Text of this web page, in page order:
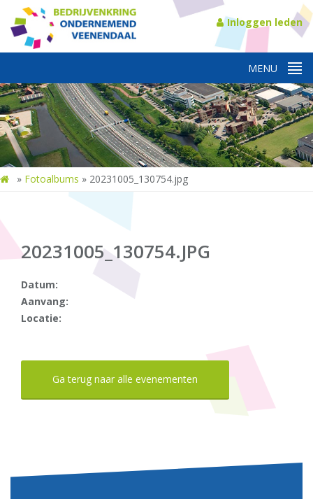
Inloggen leden
» Fotoalbums » 20231005_130754.jpg
20231005_130754.JPG
Datum:
Aanvang:
Locatie:
Ga terug naar alle evenementen